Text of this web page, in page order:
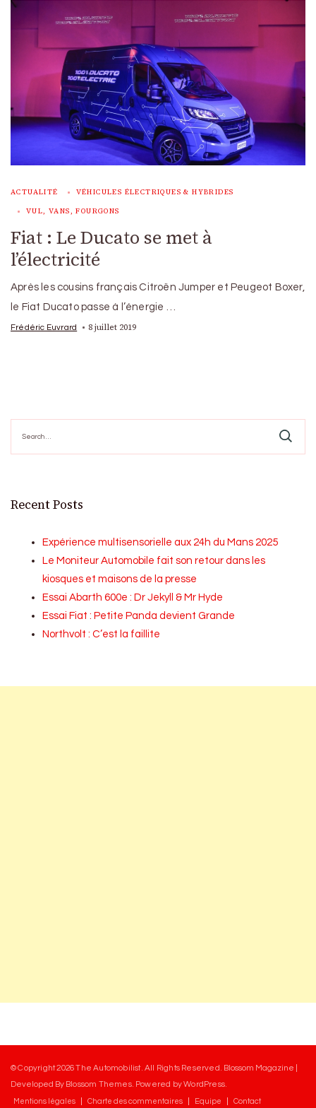
ACTUALITÉ VÉHICULES ÉLECTRIQUES & HYBRIDES
VUL, VANS, FOURGONS
Fiat : Le Ducato se met à
l’électricité
Après les cousins français Citroën Jumper et Peugeot Boxer,
le Fiat Ducato passe à l’énergie …
Frédéric Euvrard 8 juillet 2019
for:
Recent Posts
Expérience multisensorielle aux 24h du Mans 2025
Le Moniteur Automobile fait son retour dans les
kiosques et maisons de la presse
Essai Abarth 600e : Dr Jekyll & Mr Hyde
Essai Fiat : Petite Panda devient Grande
Northvolt : C’est la faillite
© Copyright 2026The Automobilist. All Rights Reserved. Blossom Magazine |
Developed By Blossom Themes. Powered byWordPress
Mentions légales Charte des commentaires Equipe Contact